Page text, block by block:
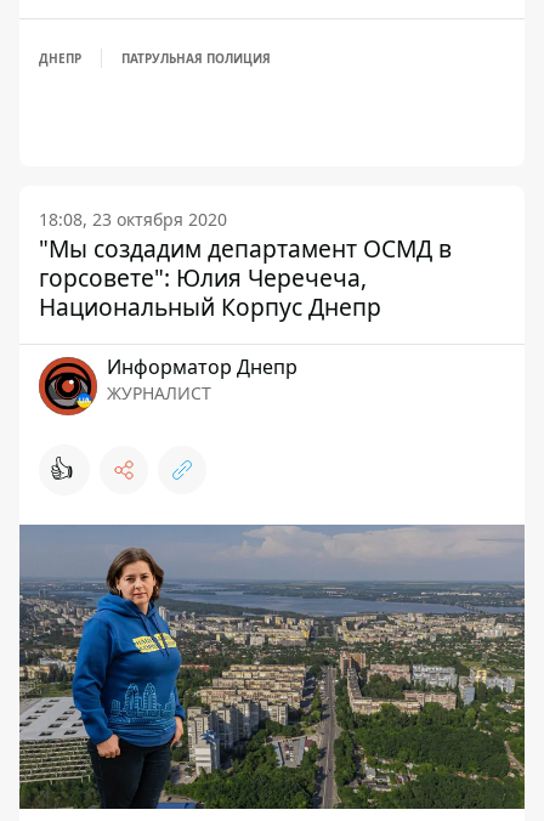
ДНЕПР ПАТРУЛЬНАЯ ПОЛИЦИЯ
18:08, 23 октября 2020
"Мы создадим департамент ОСМД в
горсовете": Юлия Черечеча,
Национальный Корпус Днепр
Информатор Днепр
ЖУРНАЛИСТ
👍